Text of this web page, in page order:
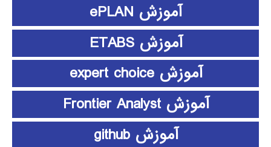
آموزش ePLAN
آموزش ETABS
آموزش expert choice
آموزش Frontier Analyst
آموزش github